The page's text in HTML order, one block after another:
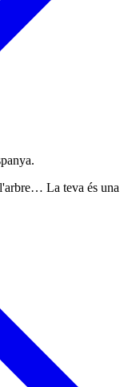
La teva és una